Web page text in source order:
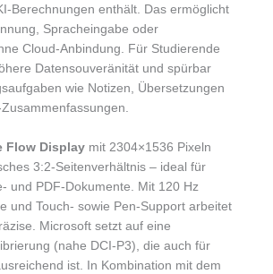
Berechnungen enthält. Das ermöglicht
Spracheingabe oder
Cloud-Anbindung. Für Studierende
Datensouveränität und spürbar
wie Notizen, Übersetzungen
Flow Displaymit 2304×1536 Pixeln
3:2-Seitenverhältnis – ideal für
und PDF-Dokumente. Mit 120 Hz
und Touch- sowie Pen-Support arbeitet
Microsoft setzt auf eine
(nahe DCI-P3), die auch für
ist. In Kombination mit dem